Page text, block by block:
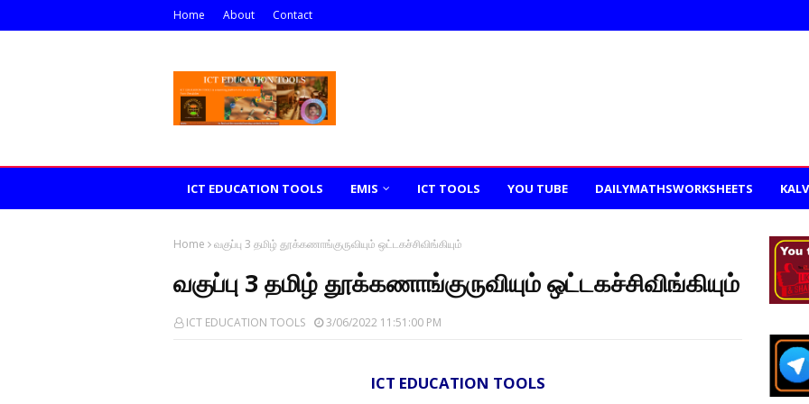
Home About Contact
ICT EDUCATION TOOLS EMIS ICT TOOLS YOU TUBE DAILYMATHSWORKSHEETS
Home வகுப்பு 3 தமிழ் தூக்கணாங்குருவியும் ஒட்டகச்சிவிங்கியும்
வகுப்பு 3 தமிழ் தூக்கணாங்குருவியும் ஒட்டகச்சிவிங்கியும்
ICT EDUCATION TOOLS 3/06/2022 11:51:00 PM
ICT EDUCATION TOOLS